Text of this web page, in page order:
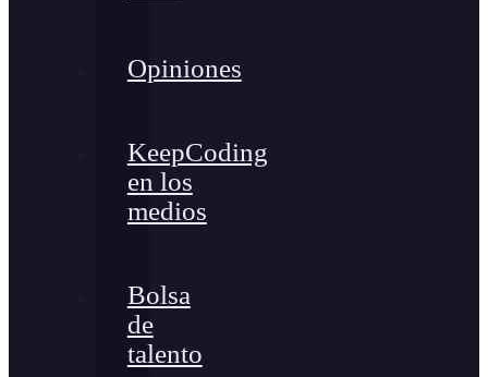
Opiniones
KeepCoding
en los
medios
Bolsa
de
talento